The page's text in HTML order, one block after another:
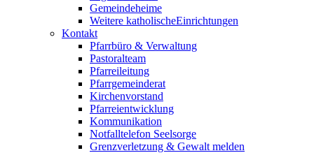
Gemeindeheime
Weitere katholische­­Einrichtungen
Kontakt
Pfarrbüro & Verwaltung
Pastoralteam
Pfarreileitung
Pfarrgemeinderat
Kirchenvorstand
Pfarreientwicklung
Kommunikation
Notfalltelefon Seelsorge
Grenzverletzung & Gewalt melden